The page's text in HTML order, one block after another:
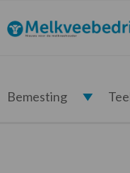
de
hoofdnavigatie
de
hoofd
de
eerste
de
voettekst
Melkveebedrijf.nl
Bemesting